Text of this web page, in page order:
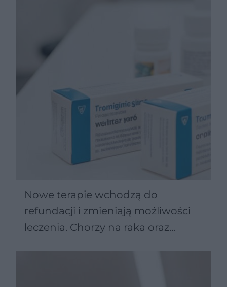
Nowe terapie wchodzą do
refundacji i zmieniają możliwości
leczenia. Chorzy na raka oraz